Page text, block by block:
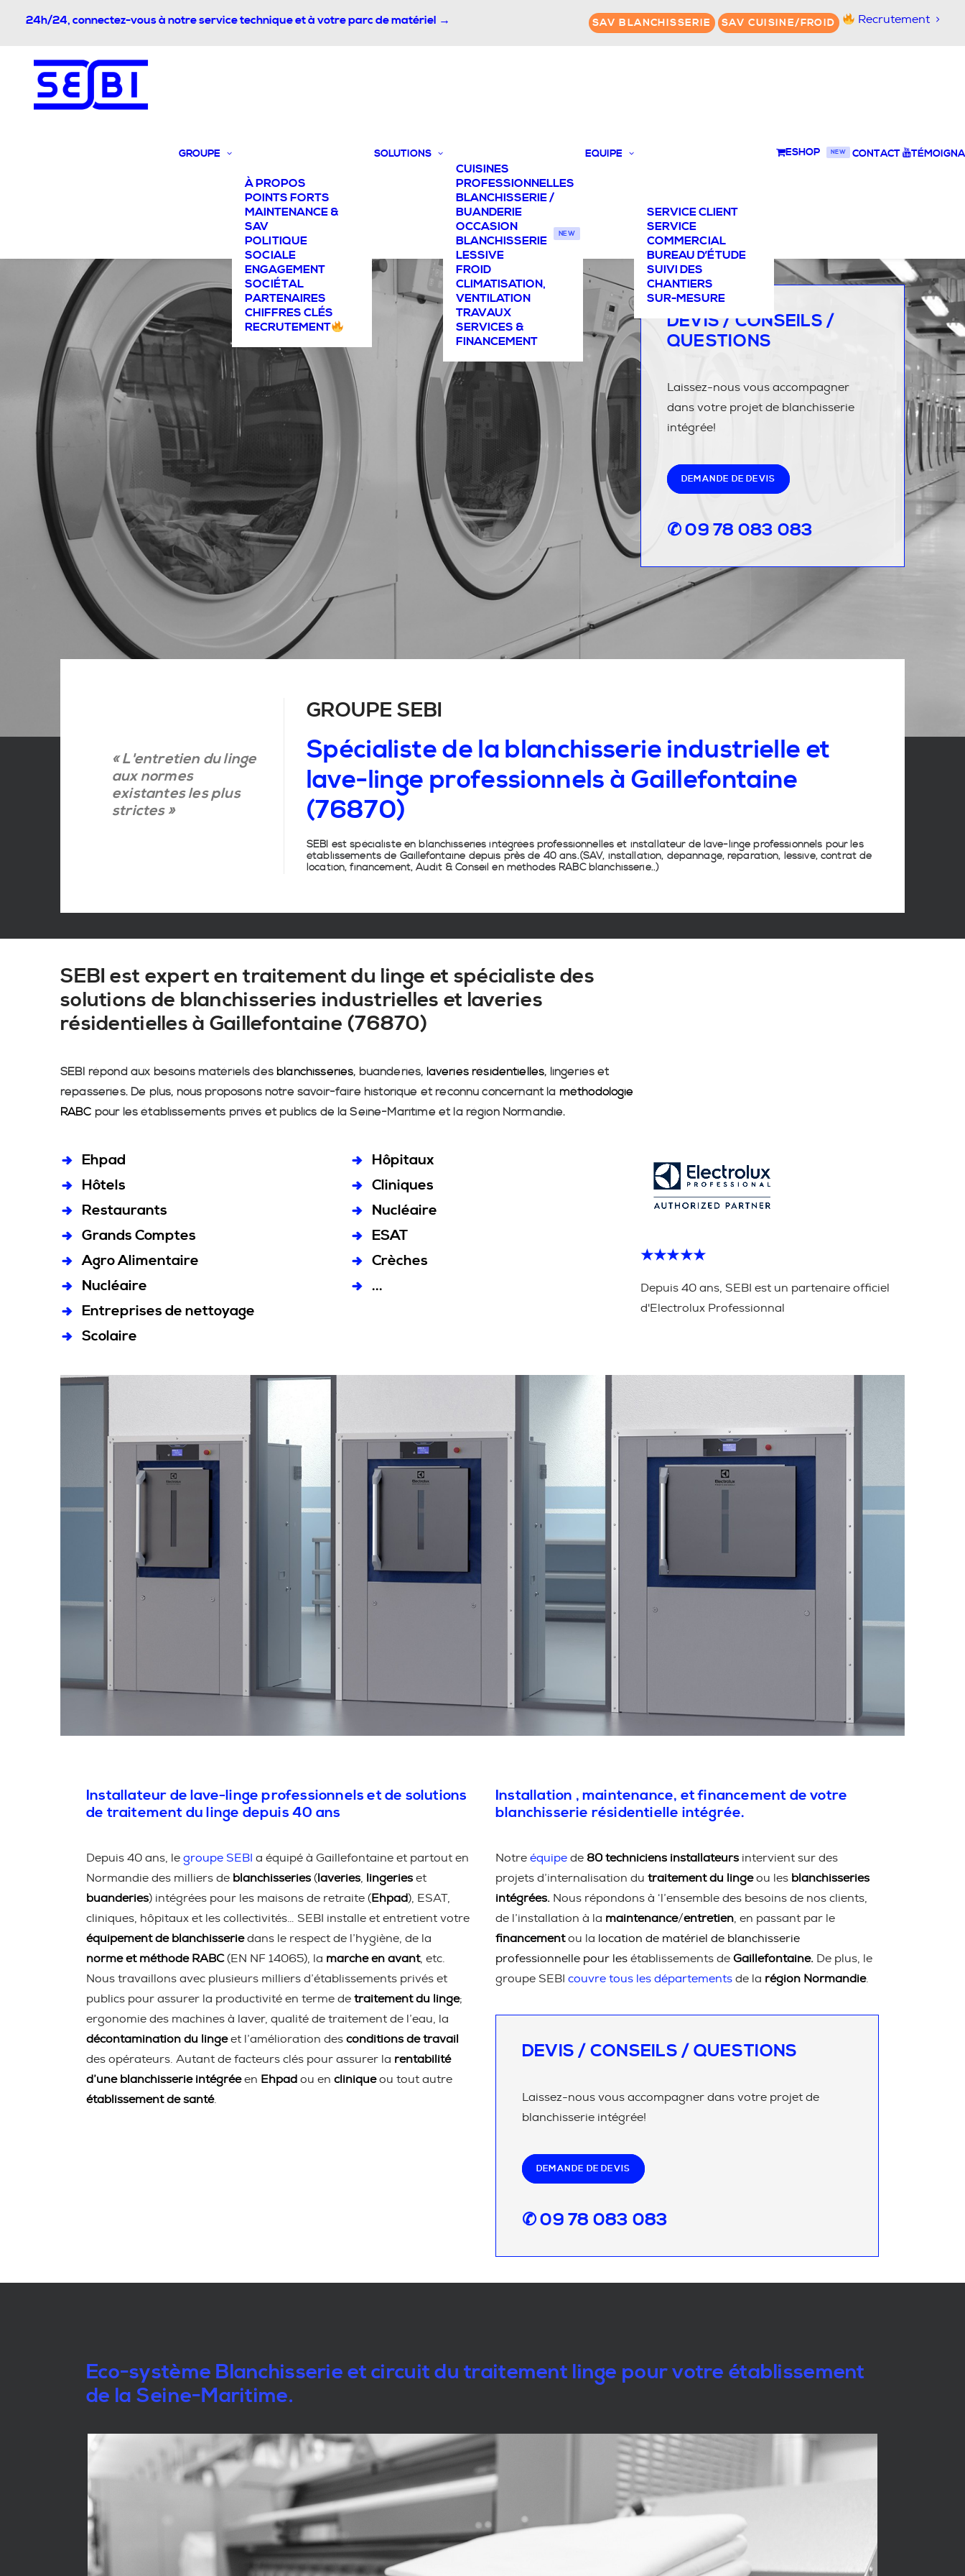
24h/24, connectez-vous à notre service technique et à votre parc de matériel → SAV BLANCHISSERIE SAV CUISINE/FROID Recrutement
GROUPE
À PROPOS
POINTS FORTS
MAINTENANCE &
SAV
POLITIQUE
SOCIALE
ENGAGEMENT
SOCIÉTAL
PARTENAIRES
CHIFFRES CLÉS
RECRUTEMENT
SOLUTIONS
CUISINES
PROFESSIONNELLES
BLANCHISSERIE /
BUANDERIE
OCCASION
BLANCHISSERIE
NEW
LESSIVE
FROID
CLIMATISATION,
VENTILATION
TRAVAUX
SERVICES &
FINANCEMENT
EQUIPE
SERVICE CLIENT
SERVICE
COMMERCIAL
BUREAU D’ÉTUDE
SUIVI DES
CHANTIERS
SUR-MESURE
ESHOP NEW CONTACT
DEVIS / CONSEILS /
QUESTIONS
Laissez-nous vous accompagner
dans votre projet de blanchisserie
intégrée!
DEMANDE DE DEVIS
✆ 09 78 083 083
« L'entretien du linge
aux normes
existantes les plus
strictes »
GROUPE SEBI
Spécialiste de la blanchisserie industrielle et
lave-linge professionnels à Gaillefontaine
(76870)
SEBI est spécialiste en blanchisseries intégrées professionnelles et installateur de lave-linge professionnels pour les
établissements de Gaillefontaine depuis près de 40 ans.(SAV, installation, dépannage, réparation, lessive, contrat de
location, financement, Audit & Conseil en méthodes RABC blanchisserie..)
SEBI est expert en traitement du linge et spécialiste des
solutions de blanchisseries industrielles et laveries
résidentielles à Gaillefontaine (76870)
SEBI répond aux besoins matériels desblanchisseries, buanderies, laveries résidentielles, lingeries et
repasseries. De plus, nous proposons notre savoir-faire historique et reconnu concernant la méthodologie
RABC pour les établissements privés et publics de la Seine-Maritime et la région Normandie.
Ehpad
Hôtels
Restaurants
Grands Comptes
Agro Alimentaire
Nucléaire
Entreprises de nettoyage
Scolaire
Hôpitaux
Cliniques
Nucléaire
ESAT
Crèches
...
★★★★★
Depuis 40 ans, SEBI est un partenaire officiel
d'Electrolux Professionnal
Installateur de lave-linge professionnels et de solutions
de traitement du linge depuis 40 ans
Depuis 40 ans, le groupe SEBI a équipé à Gaillefontaine et partout en
Normandie des milliers de blanchisseries ( laveries lingeries et
buanderies) intégrées pour les maisons de retraite (Ehpad), ESAT,
cliniques, hôpitaux et les collectivités… SEBI installe et entretient votre
équipement de blanchisseriedans le respect de l’hygiène, de la
norme et méthode RABC(EN NF 14065), la marche en avant, etc.
Nous travaillons avec plusieurs milliers d’établissements privés et
publics pour assurer la productivité en terme de traitement du linge;
ergonomie des machines à laver, qualité de traitement de l’eau, la
décontamination du lingeet l’amélioration des conditions de travail
des opérateurs. Autant de facteurs clés pour assurer la rentabilité
d’une blanchisserie intégréeen Ehpad ou en cliniqueou tout autre
établissement de santé.
Installation , maintenance, et financement de votre
blanchisserie résidentielle intégrée.
Notre équipe de 80 techniciens installateurs intervient sur des
projets d’internalisation du traitement du lingeou les blanchisseries
intégrées. Nous répondons à ‘l’ensemble des besoins de nos clients,
de l’installation à la maintenance/entretien , en passant par le
financementou la location de matériel de blanchisserie
professionnelle pour les établissements de Gaillefontaine. De plus, le
groupe SEBI couvre tous les départements de la région Normandie.
DEVIS / CONSEILS / QUESTIONS
Laissez-nous vous accompagner dans votre projet de
blanchisserie intégrée!
DEMANDE DE DEVIS
✆ 09 78 083 083
Eco-système Blanchisserie et circuit du traitement linge pour votre établissement
de la Seine-Maritime.